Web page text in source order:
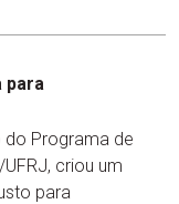
para
do Programa de
criou um
para